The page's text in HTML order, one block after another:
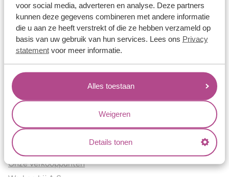
voor social media, adverteren en analyse. Deze partners
kunnen deze gegevens combineren met andere informatie
die u aan ze heeft verstrekt of die ze hebben verzameld op
basis van uw gebruik van hun services. Lees ons Privacy
statementvoor meer informatie.
Alles toestaan
Weigeren
Details tonen
Aller Spanninga
Historie
Certificaten
Blogs
Jouw voordelen
Conflictvrije Materialen
Oneindig veel mogelijkheden
Kwaliteit
Juweliers & Contact
Onze verkooppunten